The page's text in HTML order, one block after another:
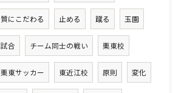
質にこだわる 止める 蹴る 玉園
試合 チーム同士の戦い 栗東校
栗東サッカー 東近江校 原則 変化